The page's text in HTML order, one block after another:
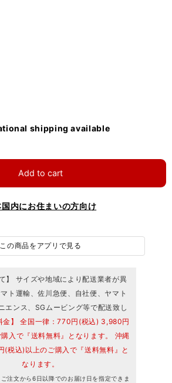
shipping available
Add to cart
国内にお住まいの方向け
この商品をアプリで見る
】 サイズや地域により配送業者が異
ト運輸、佐川急便、自社便、ヤマト
エンス、SGムービング等で配送致し
金】 全国一律：770円(税込) 3,980円
入で『送料無料』となります。 沖縄
(税込)以上のご購入で『送料無料』と
なります。
ご注文から6日以降でのお届け日を指定できま